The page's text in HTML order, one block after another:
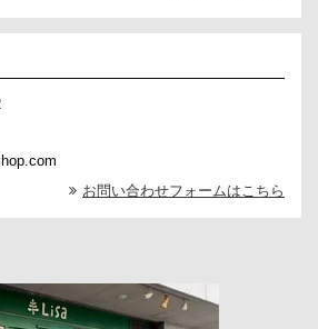
お問い合わせフォームはこちら